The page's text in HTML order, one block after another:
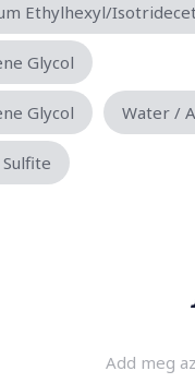
Ethylhexyl/
Glycol
Glycol Water /